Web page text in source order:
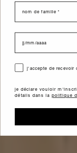
last name
data di nascita
consensoj'accepte de recevoir
je déclare vouloir
détails dans la politique